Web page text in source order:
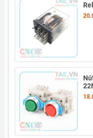
Thông số kỹ thuật